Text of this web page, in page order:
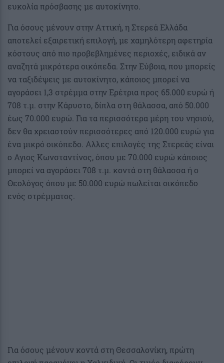
ευκολία πρόσβασης με αυτοκίνητο.
Για όσους μένουν στην Αττική, η Στερεά Ελλάδα
αποτελεί εξαιρετική επιλογή, με χαμηλότερη αφετηρία
κόστους από πιο προβεβλημένες περιοχές, ειδικά αν
αναζητά μικρότερα οικόπεδα. Στην Εύβοια, που μπορείς
να ταξιδέψεις με αυτοκίνητο, κάποιος μπορεί να
αγοράσει 1,3 στρέμμα στην Ερέτρια προς 65.000 ευρώ ή
708 τ.μ. στην Κάρυστο, δίπλα στη θάλασσα, από 50.000
έως 70.000 ευρώ. Για τα περισσότερα μέρη του νησιού,
δεν θα χρειαστούν περισσότερες από 120.000 ευρώ για
ένα μικρό οικόπεδο. Αλλες επιλογές της Στερεάς είναι
ο Αγιος Κωνσταντίνος, όπου με 70.000 ευρώ κάποιος
μπορεί να αγοράσει 708 τ.μ. κοντά στη θάλασσα ή ο
Θεολόγος όπου με 50.000 ευρώ πωλείται οικόπεδο
ενός στρέμματος.
Για όσους μένουν κοντά στη Θεσσαλονίκη, πρώτη